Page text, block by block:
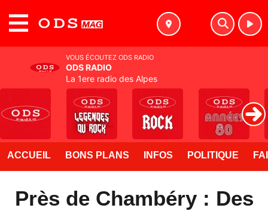
ACCUEIL BONS PLANS INFOS POLITIQUE
Près de Chambéry : Des
VOUS ÉCOUTEZ ODS RADIO
ODS RADIO
La 1ere radio des Alpes